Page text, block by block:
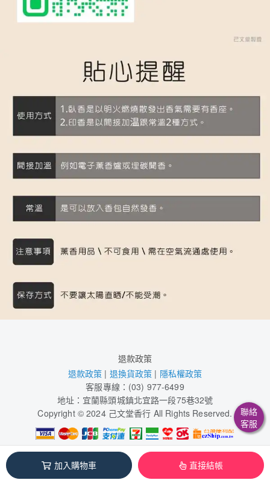
加入購物車 直接結帳
退款政策
退款政策 | 退換貨政策 | 隱私權政策
客服專線：(03) 977-6499
地址：宜蘭縣頭城鎮北宜路一段75巷32號
Copyright © 2024 己文堂香行 All Rights Reserved.
祥韵有限公司 / 54975990
本系統由 1shop一頁購物 維護
聯絡
客服